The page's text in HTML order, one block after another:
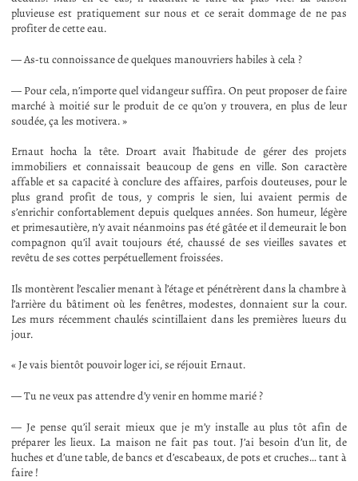
pluvieuse est pratiquement sur nous et ce serait dommage de ne pas
profiter de cette eau.
— As-tu connoissance de quelques manouvriers habiles à cela ?
— Pour cela, n’importe quel vidangeur suffira. On peut proposer de faire
marché à moitié sur le produit de ce qu’on y trouvera, en plus de leur
soudée, ça les motivera. »
Ernaut hocha la tête. Droart avait l’habitude de gérer des projets
immobiliers et connaissait beaucoup de gens en ville. Son caractère
affable et sa capacité à conclure des affaires, parfois douteuses, pour le
plus grand profit de tous, y compris le sien, lui avaient permis de
s’enrichir confortablement depuis quelques années. Son humeur, légère
et primesautière, n’y avait néanmoins pas été gâtée et il demeurait le bon
compagnon qu’il avait toujours été, chaussé de ses vieilles savates et
revêtu de ses cottes perpétuellement froissées.
Ils montèrent l’escalier menant à l’étage et pénétrèrent dans la chambre à
l’arrière du bâtiment où les fenêtres, modestes, donnaient sur la cour.
Les murs récemment chaulés scintillaient dans les premières lueurs du
jour.
« Je vais bientôt pouvoir loger ici, se réjouit Ernaut.
— Tu ne veux pas attendre d’y venir en homme marié ?
— Je pense qu’il serait mieux que je m’y installe au plus tôt afin de
préparer les lieux. La maison ne fait pas tout. J’ai besoin d’un lit, de
huches et d’une table, de bancs et d’escabeaux, de pots et cruches… tant à
faire !